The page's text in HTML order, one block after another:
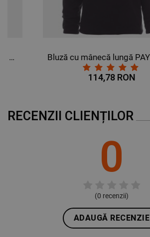
Bluză cu mânecă lungă PAYPER DOLOMITI+ GRI INCHIS
114,78 RON
RECENZII CLIENȚILOR
0
(0 recenzii)
ADAUGĂ RECENZIE